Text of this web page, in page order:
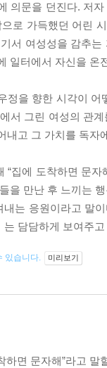
의문을 던진다. 저
로 가득했던 어린
서 여성성을 감추
일터에서 자신을
정을 향한 시각이
서 그린 여성의 관
내고 그 가치를 독자
“집에 도착하면 문
을 만난 후 느끼는
는 응원이라고 말
담담하게 보여주
있습니다. 미리보기
하면 문자해”라고 말